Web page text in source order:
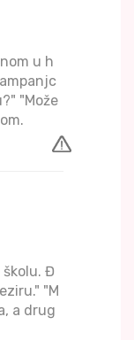
u h
"Može
školu. Đ
"M
a drug